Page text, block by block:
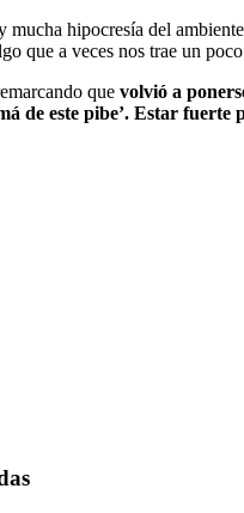
mucha hipocresía del
que a veces nos trae un
que volvió a
de este pibe’. Estar fuerte